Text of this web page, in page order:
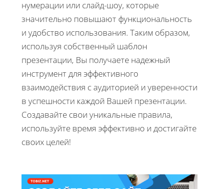
нумерации или слайд-шоу, которые
значительно повышают функциональность
и удобство использования. Таким образом,
используя собственный шаблон
презентации, Вы получаете надежный
инструмент для эффективного
взаимодействия с аудиторией и уверенности
в успешности каждой Вашей презентации.
Создавайте свои уникальные правила,
используйте время эффективно и достигайте
своих целей!